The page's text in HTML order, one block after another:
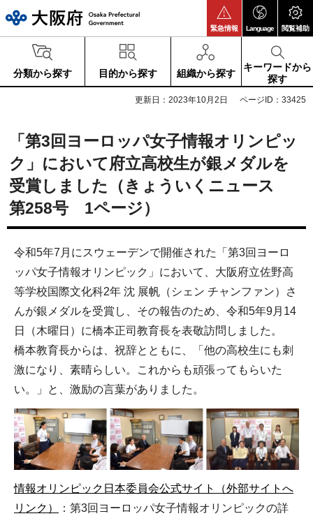
緊急情報 Language 閲覧補助
分類から探す 目的から探す 組織から探す
キーワードから
探す
更新日：2023年10月2日 ページID：33425
「第3回ヨーロッパ女子情報オリンピッ
ク」において府立高校生が銀メダルを
受賞しました（きょういくニュース
第258号 1ページ）
令和5年7月にスウェーデンで開催された「第3回ヨーロ
ッパ女子情報オリンピック」において、大阪府立佐野高
等学校国際文化科2年 沈 展帆（シェン チャンファン）さ
んが銀メダルを受賞し、その報告のため、令和5年9月14
日（木曜日）に橋本正司教育長を表敬訪問しました。
橋本教育長からは、祝辞とともに、「他の高校生にも刺
激になり、素晴らしい。これからも頑張ってもらいた
い。」と、激励の言葉がありました。
情報オリンピック日本委員会公式サイト（外部サイトへ
リンク）
：第3回ヨーロッパ女子情報オリンピックの詳